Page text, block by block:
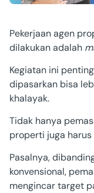
Pekerjaan agen
dilakukan adalah
Kegiatan ini
dipasarkan bisa
khalayak.
Tidak hanya
properti juga
Pasalnya,
konvensional,
mengincar target